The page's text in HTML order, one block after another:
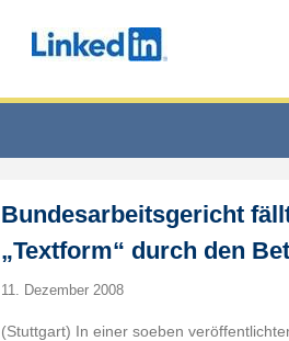
Bundesarbeitsgericht
„Textform“ durch den
11. Dezember 2008
(Stuttgart) In einer soeben